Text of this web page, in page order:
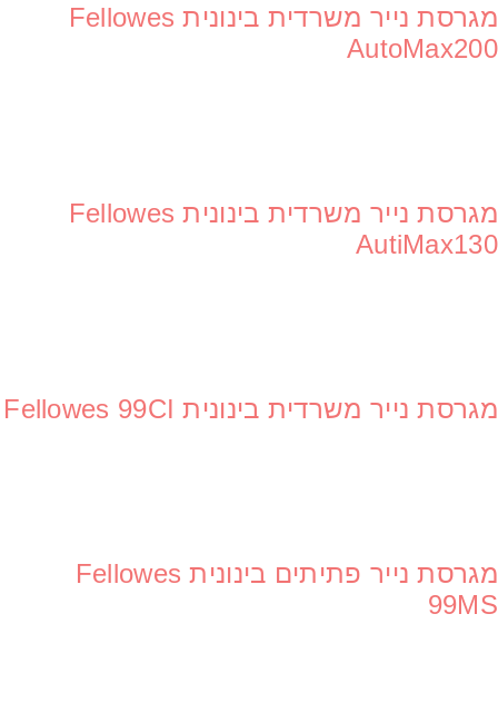
מגרסת נייר משרדית בינונית Fellowes
AutoMax200
מגרסת נייר משרדית בינונית Fellowes
AutiMax130
מגרסת נייר משרדית בינונית Fellowes 99CI
מגרסת נייר פתיתים בינונית Fellowes
99MS
מגרסת נייר משרדית אישית Fellowes 21CS